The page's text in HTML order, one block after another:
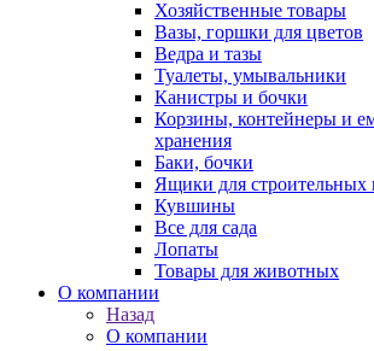
Хозяйственные товары
Вазы, горшки для цветов
Ведра и тазы
Туалеты, умывальники
Канистры и бочки
Корзины, контейнеры и
хранения
Баки, бочки
Ящики для строительных
Кувшины
Все для сада
Лопаты
Товары для животных
О компании
Назад
О компании